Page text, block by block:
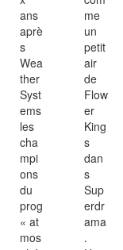
ans
aprè
s
Wea
ther
Syst
ems
les
cha
mpi
ons
du
prog
« at
mos
me
un
petit
air
de
Flow
er
King
s
dan
s
Sup
erdr
ama
.